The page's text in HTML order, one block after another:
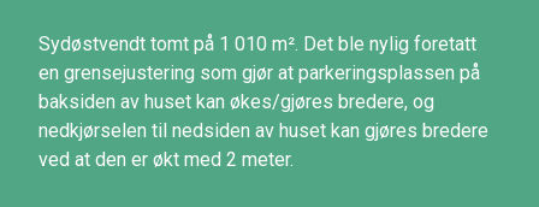
Sydøstvendt tomt på 1 010 m². Det ble nylig foretatt
en grensejustering som gjør at parkeringsplassen på
baksiden av huset kan økes/gjøres bredere, og
nedkjørselen til nedsiden av huset kan gjøres bredere
ved at den er økt med 2 meter.